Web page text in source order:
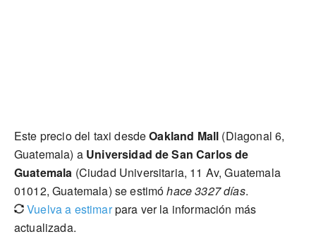
Este precio del taxi desdeOakland Mall (Diagonal 6,
Guatemala) a Universidad de San Carlos de
Guatemala (Ciudad Universitaria, 11 Av, Guatemala
01012, Guatemala) se estimóhace 3327 días.
Vuelva a estimarpara ver la información más
actualizada.